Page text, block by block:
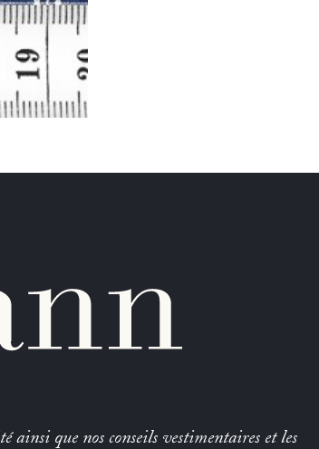
ainsi que nos conseils vestimentaires et les